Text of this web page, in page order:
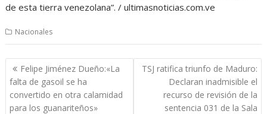
de esta tierra venezolana”. / ultimasnoticias.com.ve
Nacionales
Navegación
de
entradas
Felipe Jiménez Dueño:«La
falta de gasoil se ha
convertido en otra calamidad
para los guanariteños»
TSJ ratifica triunfo de Maduro:
Declaran inadmisible el
recurso de revisión de la
sentencia 031 de la Sala